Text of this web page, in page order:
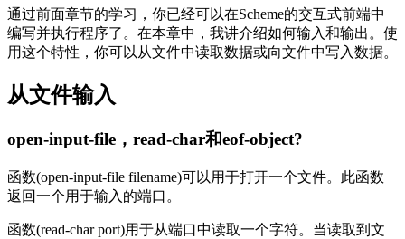
通过前面章节的学习，你已经可以在Scheme的交互式前端中
编写并执行程序了。在本章中，我讲介绍如何输入和输出。使
用这个特性，你可以从文件中读取数据或向文件中写入数据。
从文件输入
open-input-file，read-char和eof-object?
函数(open-input-file filename)可以用于打开一个文件。此函数
返回一个用于输入的端口。
函数(read-char port)用于从端口中读取一个字符。当读取到文